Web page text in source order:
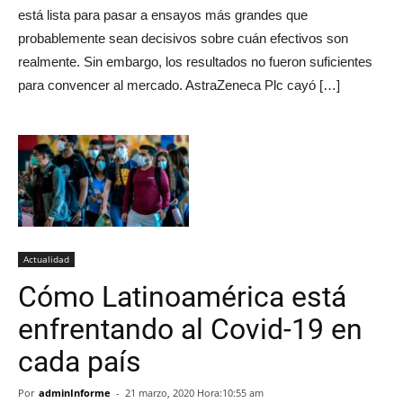
está lista para pasar a ensayos más grandes que
probablemente sean decisivos sobre cuán efectivos son
realmente. Sin embargo, los resultados no fueron suficientes
para convencer al mercado. AstraZeneca Plc cayó […]
Actualidad
Cómo Latinoamérica está
enfrentando al Covid-19 en
cada país
Por adminInforme - 21 marzo, 2020 Hora:10:55 am